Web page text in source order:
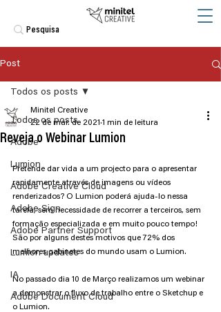
Post
Todos os posts
Adobe
Lumion
Adobe Creative Cloud
Adobe Sign
Adobe Partner Support
Lumion updates
IA
Adobe Document Cloud
Todos os posts
Reveja o Webinar Lumion
Minitel Creative
22 de mar. de 2021 1 min de leitura
Pretende dar vida a um projecto para o apresentar
rapidamente através de imagens ou vídeos
renderizados? O Lumion poderá ajuda-lo nessa
tarefa, sem necessidade de recorrer a terceiros, sem
formação especializada e em muito pouco tempo!
São por alguns destes motivos que 72% dos
melhores gabinetes do mundo usam o Lumion.
No passado dia 10 de Março realizamos um webinar
a demonstrar o fluxo de trabalho entre o Sketchup e
o Lumion.